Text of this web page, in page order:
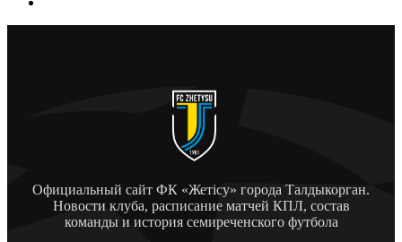
Официальный сайт ФК «Жетісу» города Талдыкорган.
Новости клуба, расписание матчей КПЛ, состав
команды и история семиреченского футбола